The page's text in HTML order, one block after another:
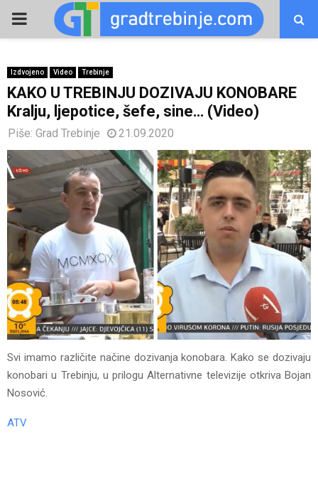
PRIMARY
Izdvojeno Video Trebinje
KAKO U TREBINJU DOZIVAJU KONOBARE
Kralju, ljepotice, šefe, sine… (Video)
Piše: Grad Trebinje 21.09.2020
Svi imamo različite načine dozivanja konobara. Kako se dozivaju
konobari u Trebinju, u prilogu Alternativne televizije otkriva Bojan
Nosović.
ATV